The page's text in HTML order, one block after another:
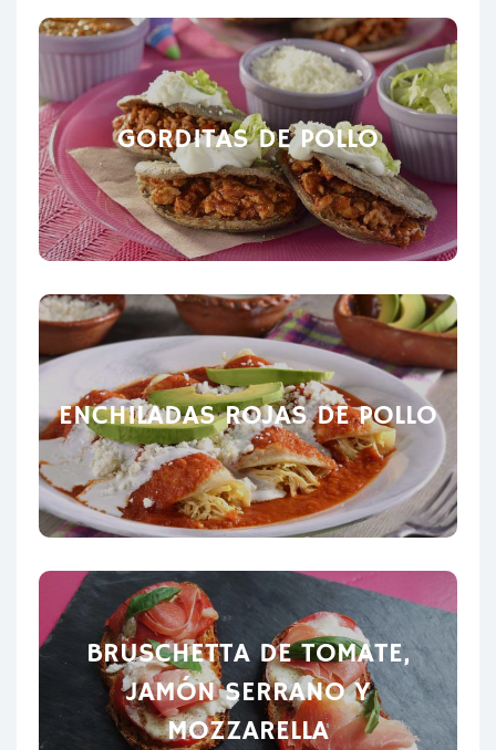
GORDITAS DE POLLO
ENCHILADAS ROJAS DE POLLO
BRUSCHETTA DE TOMATE,
JAMÓN SERRANO Y
MOZZARELLA